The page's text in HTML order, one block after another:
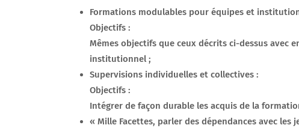
Formations modulables pour équipes et
Objectifs :
Mêmes objectifs que ceux décrits ci-dessus avec
institutionnel ;
Supervisions individuelles et collectives :
Objectifs :
Intégrer de façon durable les acquis de la
« Mille Facettes, parler des dépendances avec les